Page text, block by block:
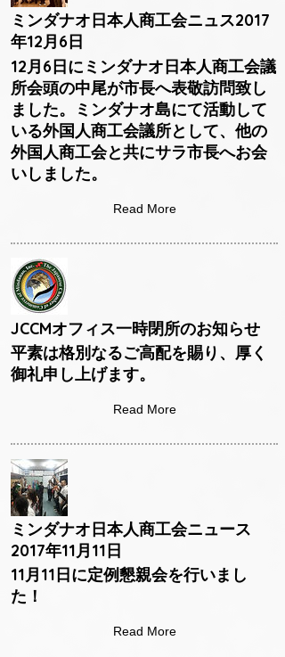
ミンダナオ日本人商工会ニュス2017
年12月6日
12月6日にミンダナオ日本人商工会議
所会頭の中尾が市長へ表敬訪問致し
ました。ミンダナオ島にて活動して
いる外国人商工会議所として、他の
外国人商工会と共にサラ市長へお会
いしました。
Read More
JCCMオフィス一時閉所のお知らせ
平素は格別なるご高配を賜り、厚く
御礼申し上げます。
Read More
ミンダナオ日本人商工会ニュース
2017年11月11日
11月11日に定例懇親会を行いまし
た！
Read More